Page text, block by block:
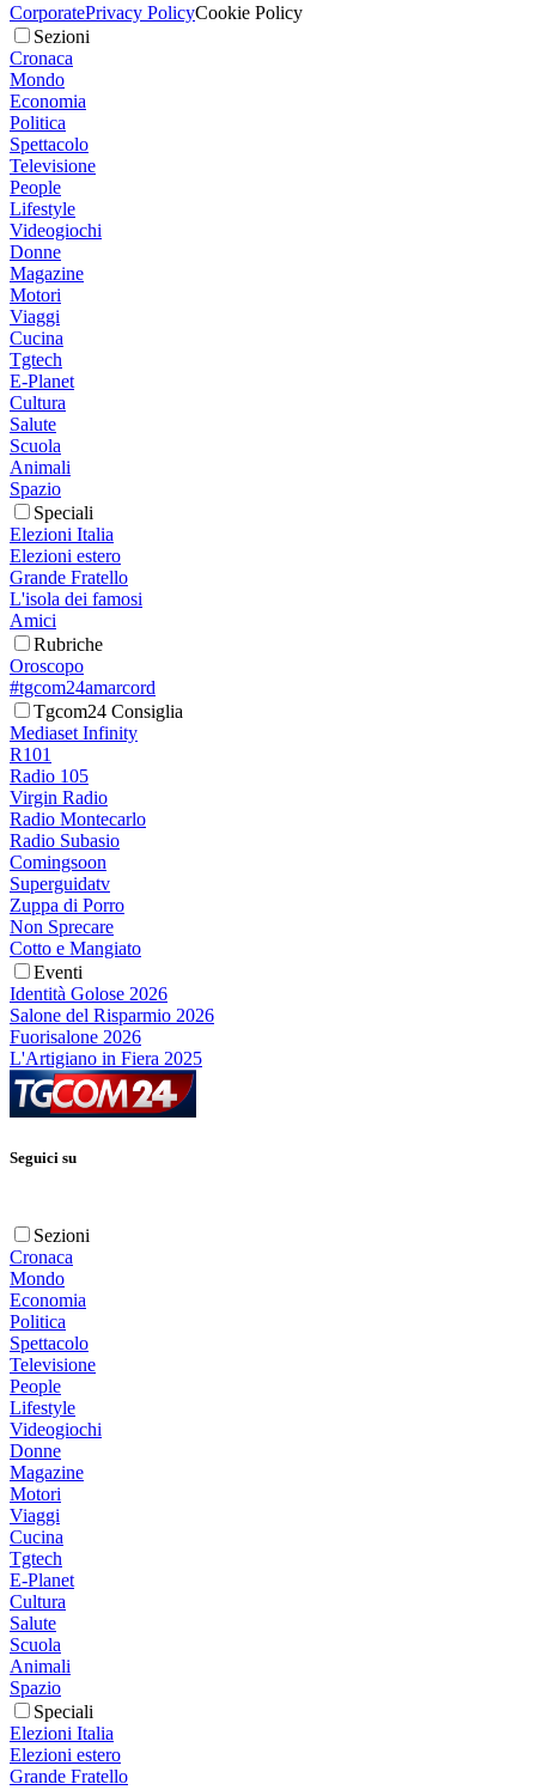
CorporatePrivacy PolicyCookie Policy
Sezioni
Cronaca
Mondo
Economia
Politica
Spettacolo
Televisione
People
Lifestyle
Videogiochi
Donne
Magazine
Motori
Viaggi
Cucina
Tgtech
E-Planet
Cultura
Salute
Scuola
Animali
Spazio
Speciali
Elezioni Italia
Elezioni estero
Grande Fratello
L'isola dei famosi
Amici
Rubriche
Oroscopo
#tgcom24amarcord
Tgcom24 Consiglia
Mediaset Infinity
R101
Radio 105
Virgin Radio
Radio Montecarlo
Radio Subasio
Comingsoon
Superguidatv
Zuppa di Porro
Non Sprecare
Cotto e Mangiato
Eventi
Identità Golose 2026
Salone del Risparmio 2026
Fuorisalone 2026
L'Artigiano in Fiera 2025
Seguici su
Sezioni
Cronaca
Mondo
Economia
Politica
Spettacolo
Televisione
People
Lifestyle
Videogiochi
Donne
Magazine
Motori
Viaggi
Cucina
Tgtech
E-Planet
Cultura
Salute
Scuola
Animali
Spazio
Speciali
Elezioni Italia
Elezioni estero
Grande Fratello